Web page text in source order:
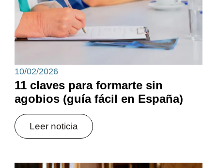
10/02/2026
11 claves para formarte sin
agobios (guía fácil en España)
Leer noticia